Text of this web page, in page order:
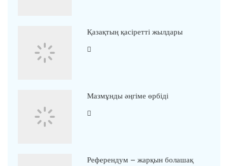
Қазақтың қасіретті жылдары
Мазмұнды әңгіме өрбіді
Референдум – жарқын болашақ